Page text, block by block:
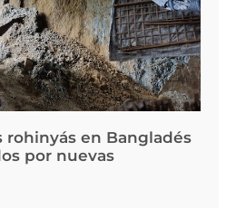
rohinyás en Bangladés
por nuevas